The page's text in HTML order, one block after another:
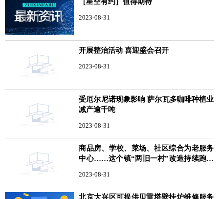
2023-08-31
开展整治活动 喜迎盛会召开
2023-08-31
受厄尔尼诺现象影响 萨尔瓦多咖啡种植业
减产逾千吨
2023-08-31
商品房、学校、菜场、社区综合为老服务
中心……这个镇“两旧一村”改造持续跑出
2023-08-31
北京大兴区可提供贝雷塔壁挂炉维修服务